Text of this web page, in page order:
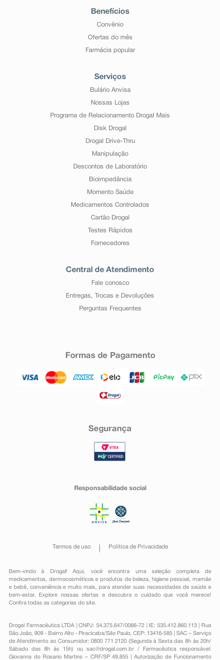
Benefícios
Convênio
Ofertas do mês
Farmácia popular
Serviços
Bulário Anvisa
Nossas Lojas
Programa de Relacionamento Drogal Mais
Disk Drogal
Drogal Drive-Thru
Manipulação
Descontos de Laboratório
Bioimpedância
Momento Saúde
Medicamentos Controlados
Cartão Drogal
Testes Rápidos
Fornecedores
Central de Atendimento
Fale conosco
Entregas, Trocas e Devoluções
Perguntas Frequentes
Formas de Pagamento
Segurança
Responsabilidade social
Termos de uso Política de Privacidade
Bem-vindo à Drogal! Aqui, você encontra uma seleção completa de
medicamentos , dermocosméticos e produtos de beleza, higiene pessoal ,mamãe
e bebê, conveniênciae muito mais, para atender suas necessidades de saúde e
bem-estar. Explore nossas ofertas e descubra o cuidado que você merece!
Confira todas as categorias do site.
Drogal Farmacêutica LTDA | CNPJ: 54.375.647/0066-72 | IE: 535.412.860.113 | Rua
São João, 909 - Bairro Alto - Piracicaba/São Paulo, CEP: 13416-585 | SAC – Serviço
de Atendimento ao Consumidor: 0800 771 2120 (Segunda à Sexta das 8h às 20h/
Sábado das 8h às 15h) ou sac@drogal.com.br/ Farmacêutica responsável:
Giovanna do Rosario Martins – CRF/SP 49.855 | Autorização de Funcionamento